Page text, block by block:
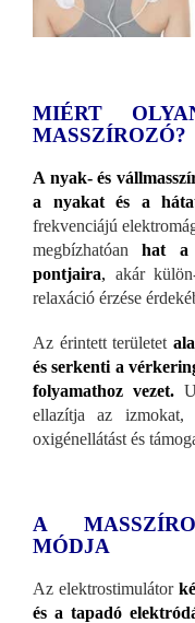
MIÉRT
MASSZÍROZÓ?
A nyak- és
a nyakat és a
frekvenciájú
megbízhatóanhat a
pontjaira, akár
relaxáció érzése
Az érintett területet
és serkenti a
folyamathoz vezet.
ellazítja az izmokat,
oxigénellátást és
A
MÓDJA
Az elektrostimulátor
és a tapadó